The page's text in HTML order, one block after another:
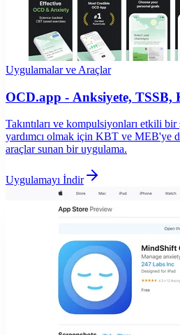
Uygulamalar ve Araçlar
OCD.app - Anksiyete, TSSB,
Takıntıları ve kompulsiyonları etkili
yardımcı olmak için KBT ve MEB'ye
araçlar sunan bir uygulama.
Uygulamayı İndir